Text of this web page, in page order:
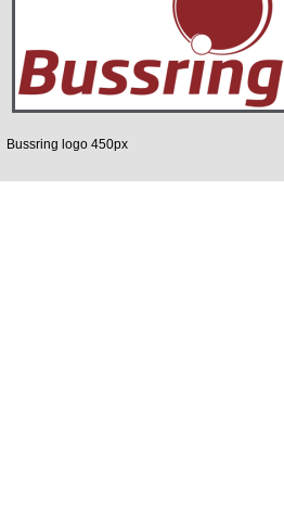
Bussring logo 450px